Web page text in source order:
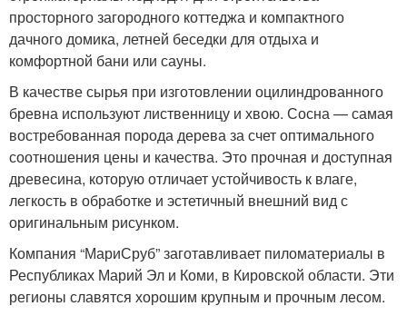
просторного загородного коттеджа и компактного
дачного домика, летней беседки для отдыха и
комфортной бани или сауны.
В качестве сырья при изготовлении оцилиндрованного
бревна используют лиственницу и хвою. Сосна — самая
востребованная порода дерева за счет оптимального
соотношения цены и качества. Это прочная и доступная
древесина, которую отличает устойчивость к влаге,
легкость в обработке и эстетичный внешний вид с
оригинальным рисунком.
Компания “МариСруб” заготавливает пиломатериалы в
Республиках Марий Эл и Коми, в Кировской области. Эти
регионы славятся хорошим крупным и прочным лесом.